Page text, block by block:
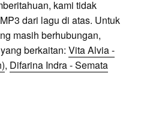
kami tidak
dari lagu di atas. Untuk
masih berhubungan,
berkaitan: Vita Alvia -
, Difarina Indra - Semata